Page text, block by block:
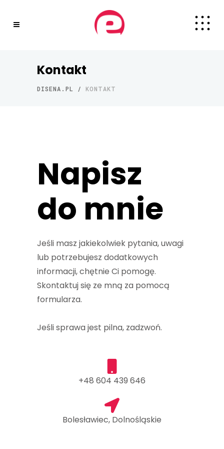
Kontakt
DISENA.PL / KONTAKT
Napisz
do mnie
Jeśli masz jakiekolwiek pytania, uwagi
lub potrzebujesz dodatkowych
informacji, chętnie Ci pomogę.
Skontaktuj się ze mną za pomocą
formularza.
Jeśli sprawa jest pilna, zadzwoń.
+48 604 439 646
Bolesławiec, Dolnośląskie